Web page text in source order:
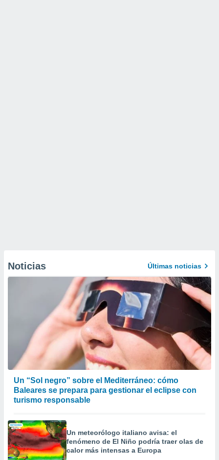
Noticias Últimas noticias
Un “Sol negro” sobre el Mediterráneo: cómo
Baleares se prepara para gestionar el eclipse con
turismo responsable
Un meteorólogo italiano avisa: el
fenómeno de El Niño podría traer olas de
calor más intensas a Europa